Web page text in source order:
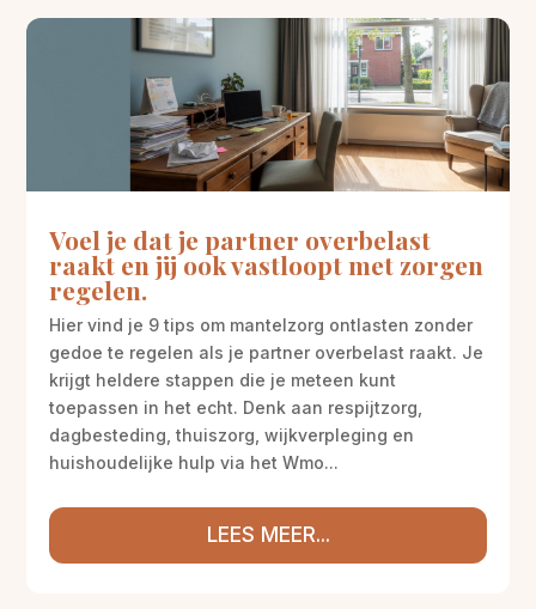
Voel je dat je partner overbelast
raakt en jij ook vastloopt met zorgen
regelen.
Hier vind je 9 tips om mantelzorg ontlasten zonder
gedoe te regelen als je partner overbelast raakt. Je
krijgt heldere stappen die je meteen kunt
toepassen in het echt. Denk aan respijtzorg,
dagbesteding, thuiszorg, wijkverpleging en
huishoudelijke hulp via het Wmo...
LEES MEER...